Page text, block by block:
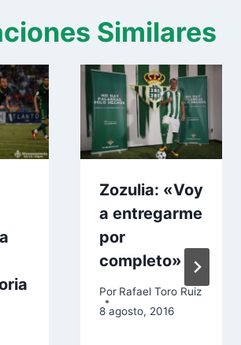
Similares
Zozulia: «Voy
a entregarme
por
completo»
Por Rafael Toro Ruiz
8 agosto, 2016